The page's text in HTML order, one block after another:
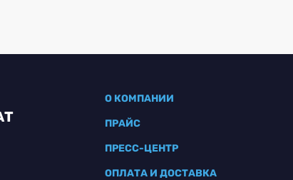
О КОМПАНИИ
ПРАЙС
ПРЕСС-ЦЕНТР
ОПЛАТА И ДОСТАВКА